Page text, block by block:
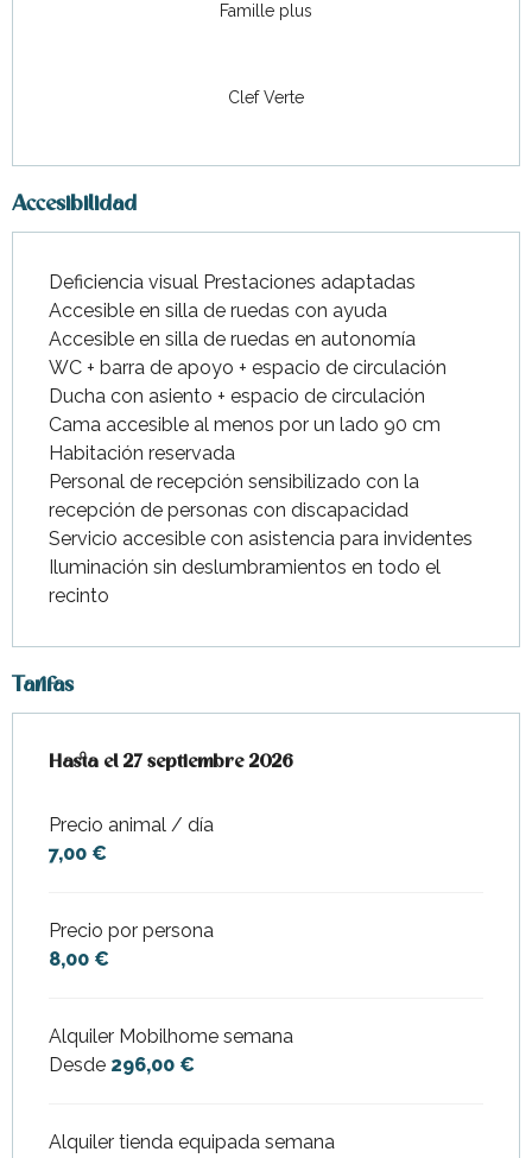
Famille plus
Clef Verte
Accesibilidad
Deficiencia visual Prestaciones adaptadas
Accesible en silla de ruedas con ayuda
Accesible en silla de ruedas en autonomía
WC + barra de apoyo + espacio de circulación
Ducha con asiento + espacio de circulación
Cama accesible al menos por un lado 90 cm
Habitación reservada
Personal de recepción sensibilizado con la
recepción de personas con discapacidad
Servicio accesible con asistencia para invidentes
Iluminación sin deslumbramientos en todo el
recinto
Tarifas
Desde 4 abril 2026hasta27 septiembre 2026
Hasta el27 septiembre 2026
Precio animal / día
7,00 €
Precio por persona
8,00 €
Alquiler Mobilhome semana
Desde 296,00 €
Alquiler tienda equipada semana